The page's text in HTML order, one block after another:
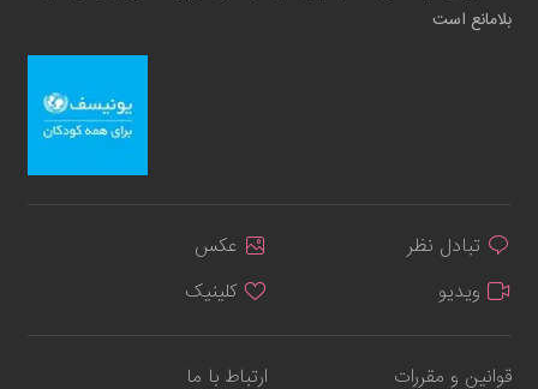
بلامانع است
تبادل نظر
عکس
ویدیو
کلینیک
قوانین و مقررات ارتباط با ما